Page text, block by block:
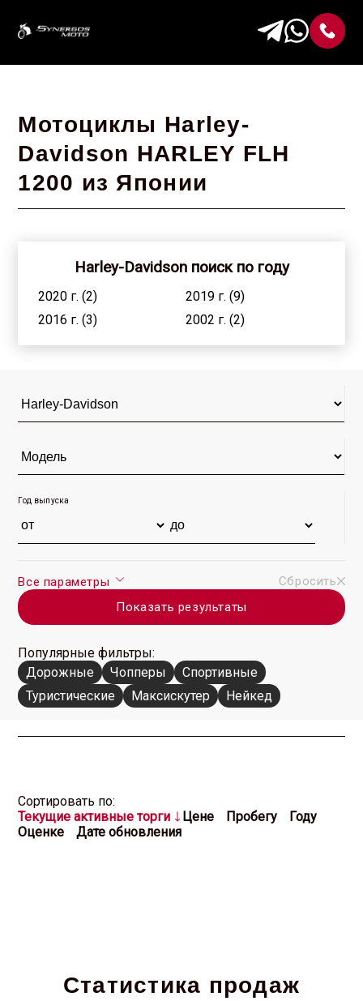
Мотоциклы Harley-
Davidson HARLEY FLH
1200 из Японии
Harley-Davidson поиск по году
2020 г. (2)
2019 г. (9)
2016 г. (3)
2002 г. (2)
1999 г. (2)
1997 г. (1)
Год выпуска
Все параметры
Сбросить
Показать результаты
Популярные фильтры:
Дорожные
Чопперы
Спортивные
Туристические
Максискутер Нейкед
Cортировать по:
Текущие активные торги
Цене Пробегу
Году
Оценке
Дате обновления
Статистика продаж